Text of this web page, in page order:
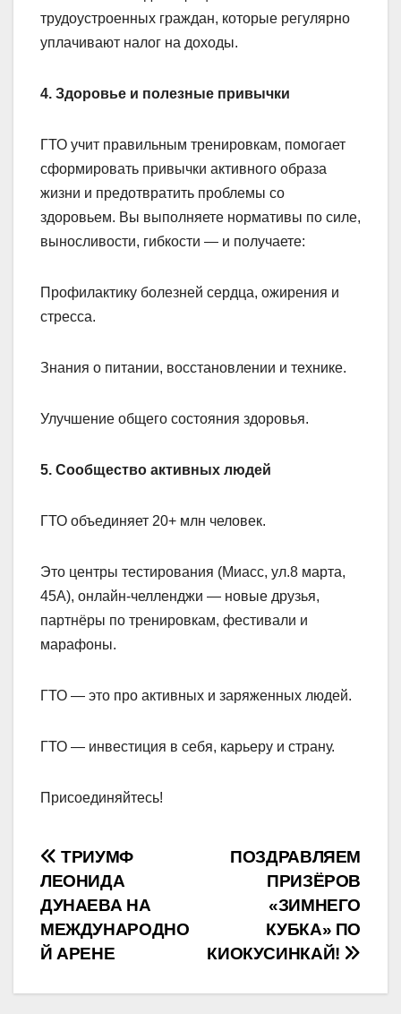
трудоустроенных граждан, которые регулярно
уплачивают налог на доходы.
4. Здоровье и полезные привычки
ГТО учит правильным тренировкам, помогает
сформировать привычки активного образа
жизни и предотвратить проблемы со
здоровьем. Вы выполняете нормативы по силе,
выносливости, гибкости — и получаете:
Профилактику болезней сердца, ожирения и
стресса.
Знания о питании, восстановлении и технике.
Улучшение общего состояния здоровья.
5. Сообщество активных людей
ГТО объединяет 20+ млн человек.
Это центры тестирования (Миасс, ул.8 марта,
45А), онлайн-челленджи — новые друзья,
партнёры по тренировкам, фестивали и
марафоны.
ГТО — это про активных и заряженных людей.
ГТО — инвестиция в себя, карьеру и страну.
Присоединяйтесь!
Навигация
по
записям
ПОЗДРАВЛЯЕМ
ПРИЗЁРОВ
«ЗИМНЕГО
КУБКА» ПО
КИОКУСИНКАЙ!
ТРИУМФ
ЛЕОНИДА
ДУНАЕВА НА
МЕЖДУНАРОДНО
Й АРЕНЕ